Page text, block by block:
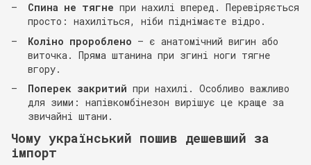
Спина не тягне при нахилі вперед. Перевіряється
просто: нахиліться, ніби піднімаєте відро.
Коліно пророблено — є анатомічний вигин або
виточка. Пряма штанина при згині ноги тягне
вгору.
Поперек закритий при нахилі. Особливо важливо
для зими: напівкомбінезон вирішує це краще за
звичайні штани.
Чому український пошив дешевший за
імпорт